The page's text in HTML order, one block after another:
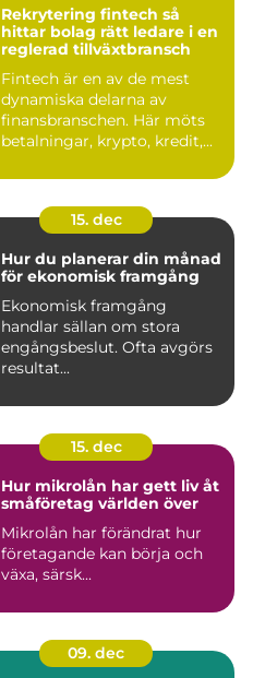
Rekrytering fintech så
hittar bolag rätt ledare i en
reglerad tillväxtbransch
Fintech är en av de mest
dynamiska delarna av
finansbranschen. Här möts
betalningar, krypto, kredit,...
15. dec
Hur du planerar din månad
för ekonomisk framgång
Ekonomisk framgång
handlar sällan om stora
engångsbeslut. Ofta avgörs
resultat...
15. dec
Hur mikrolån har gett liv åt
småföretag världen över
Mikrolån har förändrat hur
företagande kan börja och
växa, särsk...
09. dec